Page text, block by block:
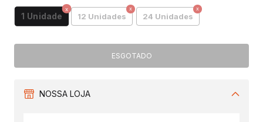
1 Unidade 12 Unidades 24 Unidades
NOSSA LOJA